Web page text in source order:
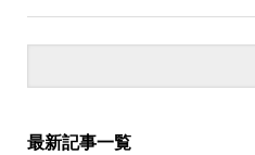
最新記事一覧